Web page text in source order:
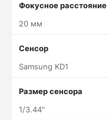
Фокусное расстояние
20 мм
Сенсор
Samsung KD1
Размер сенсора
1/3.44"